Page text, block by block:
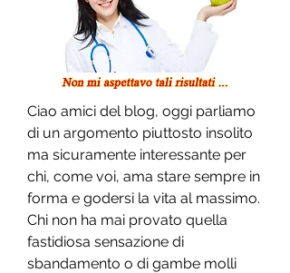
Ciao amici del blog, oggi parliamo
di un argomento piuttosto insolito
ma sicuramente interessante per
chi, come voi, ama stare sempre in
forma e godersi la vita al massimo.
Chi non ha mai provato quella
fastidiosa sensazione di
sbandamento o di gambe molli